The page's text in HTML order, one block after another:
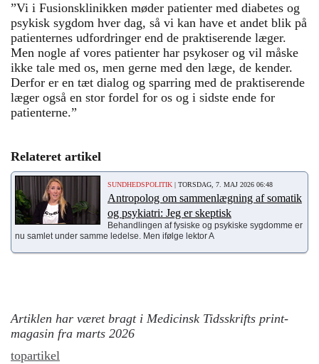
”Vi i Fusionsklinikken møder patienter med diabetes og
psykisk sygdom hver dag, så vi kan have et andet blik på
patienternes udfordringer end de praktiserende læger.
Men nogle af vores patienter har psykoser og vil måske
ikke tale med os, men gerne med den læge, de kender.
Derfor er en tæt dialog og sparring med de praktiserende
læger også en stor fordel for os og i sidste ende for
patienterne.”
Relateret artikel
SUNDHEDSPOLITIK | TORSDAG, 7. MAJ 2026 06:48
Antropolog om sammenlægning af somatik
og psykiatri: Jeg er skeptisk
Behandlingen af fysiske og psykiske sygdomme er
nu samlet under samme ledelse. Men ifølge lektor A
Artiklen har været bragt i Medicinsk Tidsskrifts print-
magasin fra marts 2026
topartikel